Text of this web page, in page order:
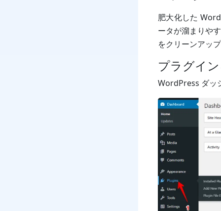
肥大化した
ータが溜まりや
をクリーンアッ
プラグイ
WordPress ダッ